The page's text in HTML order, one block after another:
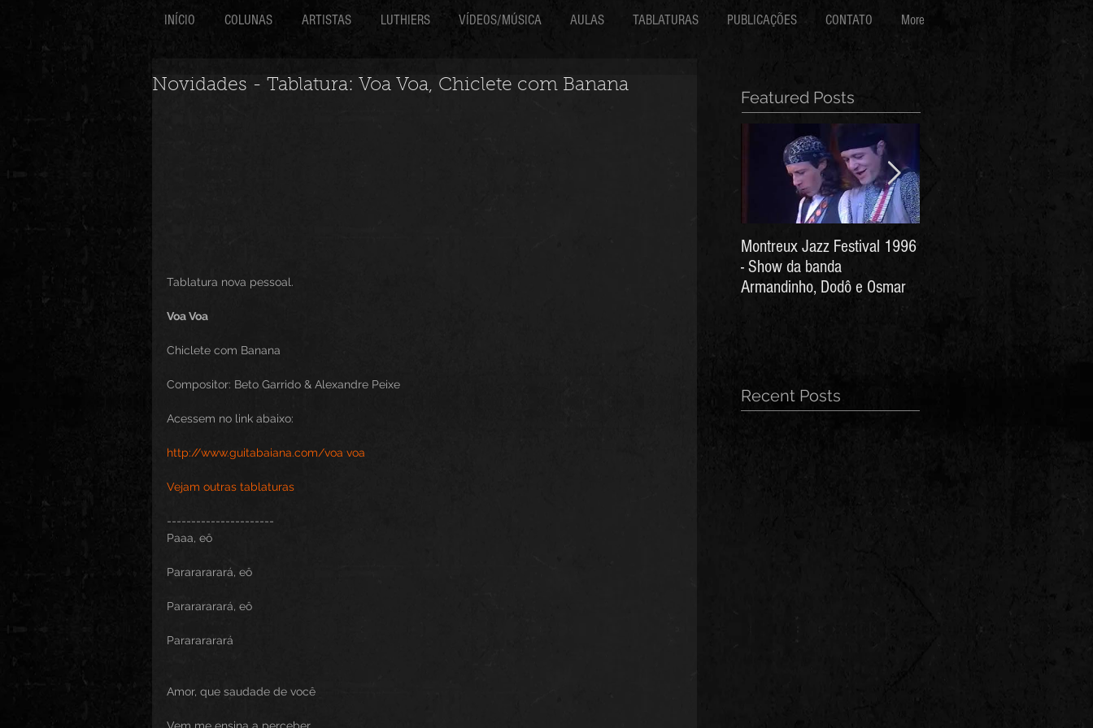
INÍCIO COLUNAS ARTISTAS LUTHIERS VÍDEOS/MÚSICA AULAS TABLATURAS PUBLICAÇÕES CONTATO More
Novidades - Tablatura: Voa Voa, Chiclete com Banana
Tablatura nova pessoal.
Voa Voa
Chiclete com Banana
Compositor: Beto Garrido & Alexandre Peixe
Acessem no link abaixo:
http://www.guitabaiana.com/voa voa
Vejam outras tablaturas
----------------------
Paaa, eô
Pararararará, eô
Pararararará, eô
Pararararará
Amor, que saudade de você
Featured Posts
Montreux Jazz Festival 1996
- Show da banda
Armandinho, Dodô e Osmar
Recent Posts